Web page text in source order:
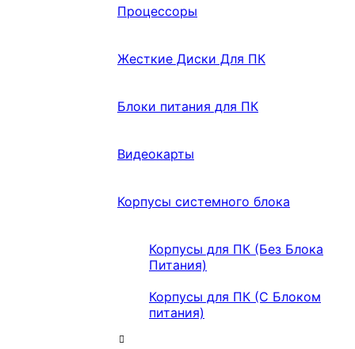
Процессоры
Жесткие Диски Для ПК
Блоки питания для ПК
Видеокарты
Корпусы системного блока
Корпусы для ПК (Без Блока
Питания)
Корпусы для ПК (С Блоком
питания)